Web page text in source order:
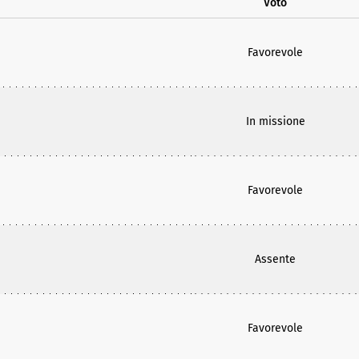
Voto
Favorevole
In missione
Favorevole
Assente
Favorevole